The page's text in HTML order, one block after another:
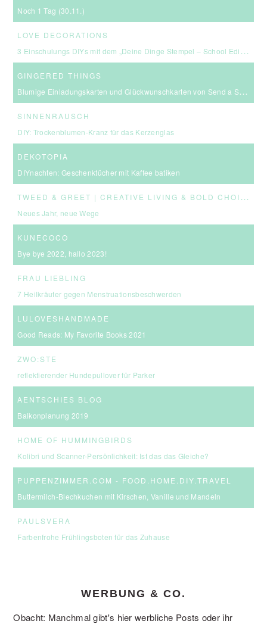
Noch 1 Tag (30.11.)
LOVE DECORATIONS
3 Einschulungs DIYs mit dem „Deine Dinge Stempel – School Edition“ #BackToSchool + Gewinnspiel
GINGERED THINGS
Blumige Einladungskarten und Glückwunschkarten von Send a Smile
SINNENRAUSCH
DIY: Trockenblumen-Kranz für das Kerzenglas
DEKOTOPIA
DIYnachten: Geschenktücher mit Kaffee batiken
T
WEED & GREET | CREATIVE LIVING & BOLD CHOICES
Neues Jahr, neue Wege
KUNECOCO
Bye bye 2022, hallo 2023!
FRAU LIEBLING
7 Heilkräuter gegen Menstruationsbeschwerden
LULOVESHANDMADE
Good Reads: My Favorite Books 2021
ZWO:STE
reflektierender Hundepullover für Parker
AENTSCHIES BLOG
Balkonplanung 2019
HOME OF HUMMINGBIRDS
Kolibri und Scanner-Persönlichkeit: Ist das das Gleiche?
PUPPENZIMMER.COM - FOOD.HOME.DIY.TRAVEL
Buttermilch-Blechkuchen mit Kirschen, Vanille und Mandeln
PAULSVERA
Farbenfrohe Frühlingsboten für das Zuhause
WERBUNG & CO.
Obacht: Manchmal gibt's hier werbliche Posts oder ihr